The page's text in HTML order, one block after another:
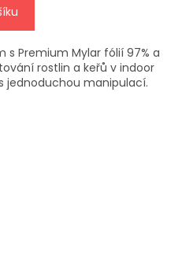
s Premium Mylar fólií 97% a
rostlin a keřů v indoor
jednoduchou manipulací.